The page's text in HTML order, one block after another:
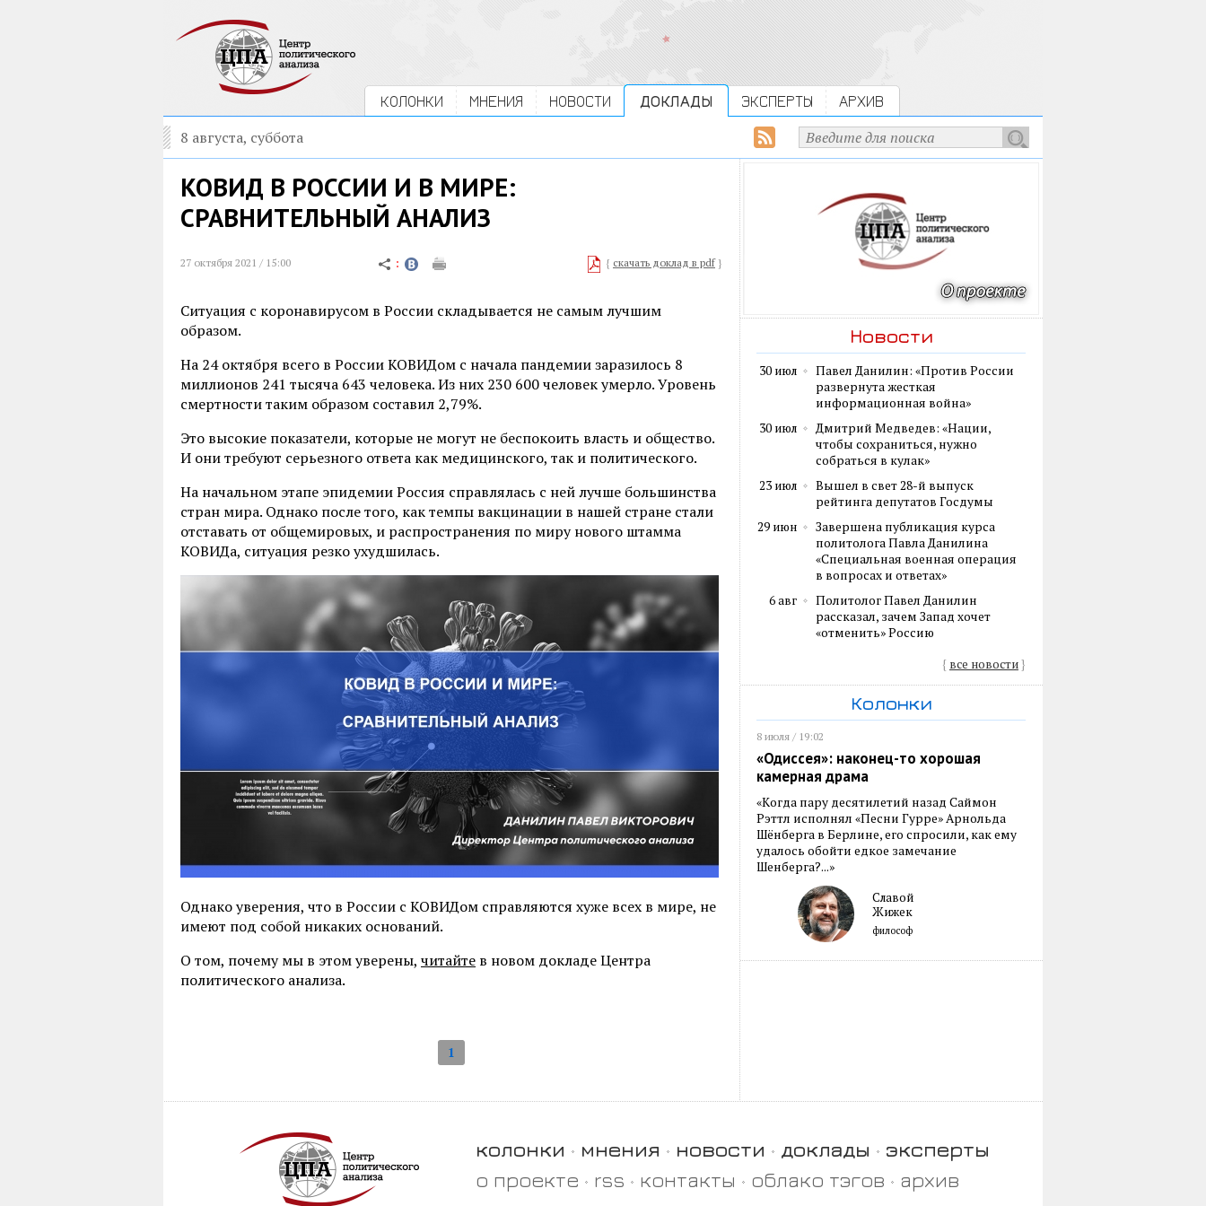
КОЛОНКИ МНЕНИЯ НОВОСТИ ДОКЛАДЫ ЭКСПЕРТЫ АРХИВ
8 августа, суббота
КОВИД В РОССИИ И В МИРЕ:
СРАВНИТЕЛЬНЫЙ АНАЛИЗ
27 октября 2021 / 15:00 { скачать доклад в pdf }
Ситуация с коронавирусом в России складывается не самым лучшим
образом.
На 24 октября всего в России КОВИДом с начала пандемии заразилось 8
миллионов 241 тысяча 643 человека. Из них 230 600 человек умерло. Уровень
смертности таким образом составил 2,79%.
Это высокие показатели, которые не могут не беспокоить власть и общество.
И они требуют серьезного ответа как медицинского, так и политического.
На начальном этапе эпидемии Россия справлялась с ней лучше большинства
стран мира. Однако после того, как темпы вакцинации в нашей стране стали
отставать от общемировых, и распространения по миру нового штамма
КОВИДа, ситуация резко ухудшилась.
Однако уверения, что в России с КОВИДом справляются хуже всех в мире, не
имеют под собой никаких оснований.
О том, почему мы в этом уверены, читайте в новом докладе Центра
политического анализа.
1
Новости
30 июл
Павел Данилин: «Против России
развернута жесткая
информационная война»
30 июл
Дмитрий Медведев: «Нации,
чтобы сохраниться, нужно
собраться в кулак»
23 июл
Вышел в свет 28-й выпуск
рейтинга депутатов Госдумы
29 июн
Завершена публикация курса
политолога Павла Данилина
«Специальная военная операция
в вопросах и ответах»
6 авг
Политолог Павел Данилин
рассказал, зачем Запад хочет
«отменить» Россию
{ все новости}
Колонки
8 июля / 19:02
«Одиссея»: наконец-то хорошая
камерная драма
«Когда пару десятилетий назад Саймон
Рэттл исполнял «Песни Гурре» Арнольда
Шёнберга в Берлине, его спросили, как ему
удалось обойти едкое замечание
Шенберга?...»
Славой
Жижек
философ
колонки мнения новости доклады
эксперты
о проекте
rss контакты облако тэгов архив